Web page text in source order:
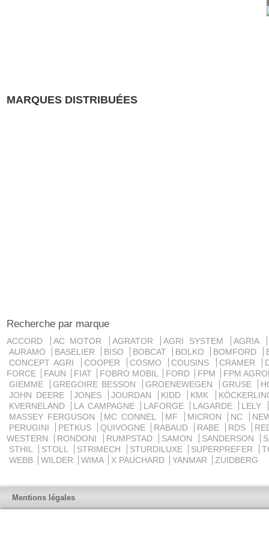
MARQUES DISTRIBUÉES
Recherche par marque
ACCORD AC MOTOR AGRATOR AGRI SYSTEM
AGRIA
AURAMO
BASELIER BISO BOBCAT BOLKO BOMFORD
CONCEPT AGRI
COOPER COSMO COUSINS CRAMER
FORCE
FAUN FIAT FOBRO MOBIL FORD FPM
FPM
GIEMME
GREGOIRE BESSON GROENEWEGEN GRUSE
JOHN DEERE
JONES JOURDAN KIDD KMK
KVERNELAND
LA CAMPAGNE LAFORGE LAGARDE
LELY
MASSEY FERGUSON
MC CONNEL MF MICRON NC
PERUGINI
PETKUS QUIVOGNE RABAUD RABE RDS
WESTERN
RONDONI RUMPSTAD SAMON SANDERSON
STHIL
STOLL STRIMECH STURDILUXE SUPERPREFER
WEBB
WILDER WIMA X PAUCHARD YANMAR ZUIDBERG
Mentions légales